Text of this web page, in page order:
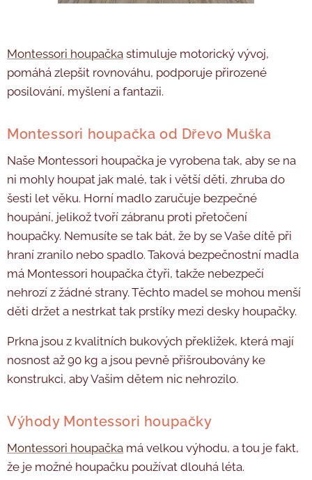
Montessori houpačka stimuluje motorický vývoj,
pomáhá zlepšit rovnováhu, podporuje přirozené
posilování, myšlení a fantazii.
Montessori houpačka od Dřevo Muška
Naše Montessori houpačka je vyrobena tak, aby se na
ni mohly houpat jak malé, tak i větší děti, zhruba do
šesti let věku. Horní madlo zaručuje bezpečné
houpání, jelikož tvoří zábranu proti přetočení
houpačky. Nemusíte se tak bát, že by se Vaše dítě při
hraní zranilo nebo spadlo. Taková bezpečnostní madla
má Montessori houpačka čtyři, takže nebezpečí
nehrozí z žádné strany. Těchto madel se mohou menší
děti držet a nestrkat tak prstíky mezi desky houpačky.
Prkna jsou z kvalitních bukových překližek, která mají
nosnost až 90 kg a jsou pevně přišroubovány ke
konstrukci, aby Vašim dětem nic nehrozilo.
Výhody Montessori houpačky
Montessori houpačka má velkou výhodu, a tou je fakt,
že je možné houpačku používat dlouhá léta.